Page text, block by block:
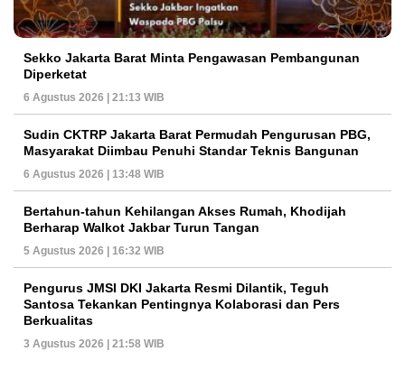
Sekko Jakarta Barat Minta Pengawasan Pembangunan
Diperketat
6 Agustus 2026 | 21:13 WIB
Sudin CKTRP Jakarta Barat Permudah Pengurusan PBG,
Masyarakat Diimbau Penuhi Standar Teknis Bangunan
6 Agustus 2026 | 13:48 WIB
Bertahun-tahun Kehilangan Akses Rumah, Khodijah
Berharap Walkot Jakbar Turun Tangan
5 Agustus 2026 | 16:32 WIB
Pengurus JMSI DKI Jakarta Resmi Dilantik, Teguh
Santosa Tekankan Pentingnya Kolaborasi dan Pers
Berkualitas
3 Agustus 2026 | 21:58 WIB